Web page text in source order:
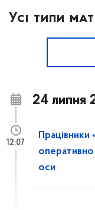
Усі типи
24 липня
Працівники
оперативно
оси
12:07